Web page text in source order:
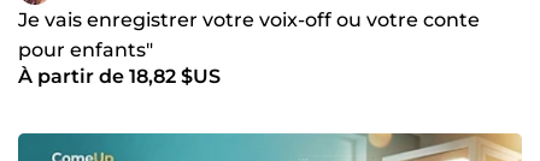
Je vais enregistrer votre voix-off ou votre conte
pour enfants"
À partir de 18,82 $US